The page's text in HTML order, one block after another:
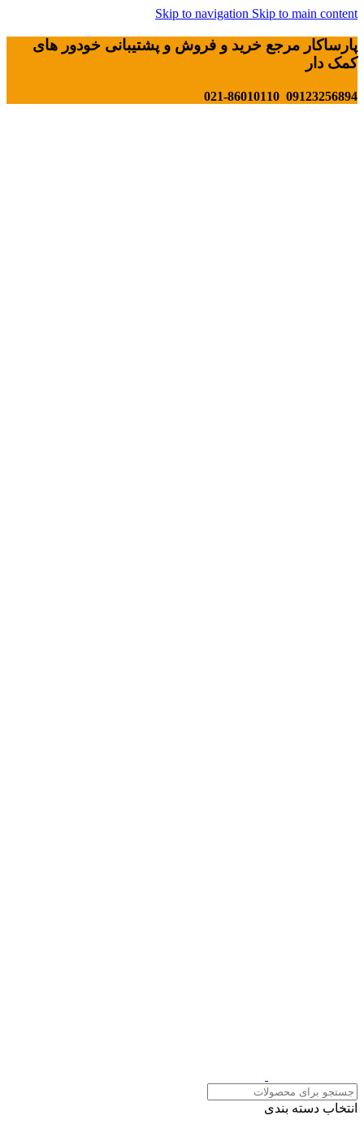
Skip to navigation Skip to main content
پارساکار مرجع خرید و فروش و پشتیبانی خودور های
کمک دار
09123256894 021-86010110
انتخاب دسته بندی